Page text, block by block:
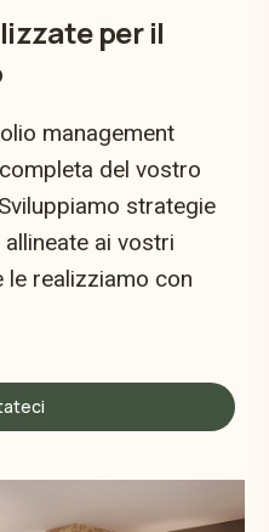
per il
management
del vostro
strategie
ai vostri
le realizziamo con